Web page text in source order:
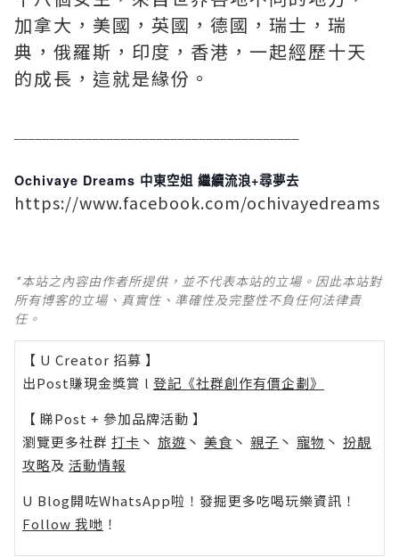
加拿大，美國，英國，德國，瑞士，瑞
典，俄羅斯，印度，香港，一起經歷十天
的成長，這就是緣份。
Ochivaye Dreams 中東空姐 繼續流浪+尋夢去
https://www.facebook.com/ochivayedreams
*本站之內容由作者所提供，並不代表本站的立場。因此本站對
所有博客的立場、真實性、準確性及完整性不負任何法律責
任。
【 U Creator 招募 】
出Post賺現金獎賞 l 登記《社群創作有價企劃》
【 睇Post + 參加品牌活動 】
瀏覽更多社群 打卡 丶 旅遊 丶 美食 丶 親子 丶 寵物 丶 扮靚
攻略及 活動情報
U Blog開咗WhatsApp啦！發掘更多吃喝玩樂資訊！
Follow 我哋 ！